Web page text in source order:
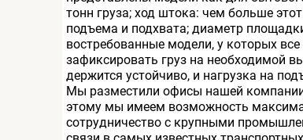
тонн груза; ход штока: чем больше
подъема и подхвата; диаметр
востребованные модели, у которых
зафиксировать груз на необходимой
держится устойчиво, и нагрузка на
Мы разместили офисы нашей компании
этому мы имеем возможность
сотрудничество с крупными